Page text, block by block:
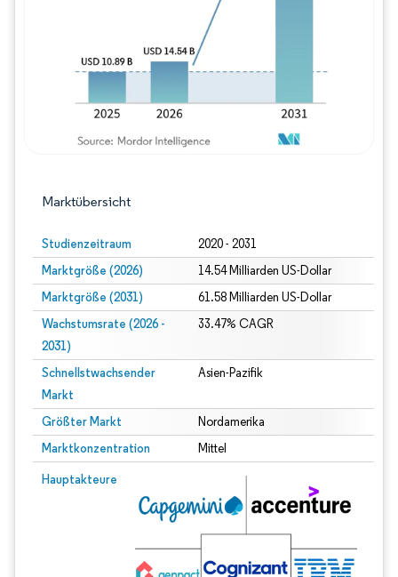
Marktübersicht
Studienzeitraum 2020 - 2031
Marktgröße (2026) 14.54 Milliarden US-Dollar
Marktgröße (2031) 61.58 Milliarden US-Dollar
Wachstumsrate (2026 -
2031)
33.47% CAGR
Schnellstwachsender
Markt
Asien-Pazifik
Größter Markt Nordamerika
Marktkonzentration Mittel
Hauptakteure
Bild © Mordor Intelligence. Wiederverwendung erfordert Namensnennung